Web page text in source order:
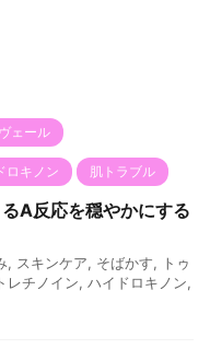
ェール
ロキノン 肌トラブル
A反応を穏やかにする
, スキンケア, そばかす, トゥ
レチノイン, ハイドロキノン,